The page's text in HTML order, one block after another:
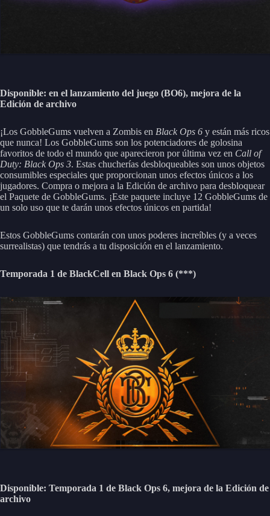
Disponible: en el lanzamiento del juego (BO6), mejora de la
Edición de archivo
¡Los GobbleGums vuelven a Zombis en Black Ops 6 y están más ricos
que nunca! Los GobbleGums son los potenciadores de golosina
favoritos de todo el mundo que aparecieron por última vez en Call of
Duty: Black Ops 3. Estas chucherías desbloqueables son unos objetos
consumibles especiales que proporcionan unos efectos únicos a los
jugadores. Compra o mejora a la Edición de archivo para desbloquear
el Paquete de GobbleGums. ¡Este paquete incluye 12 GobbleGums de
un solo uso que te darán unos efectos únicos en partida!
Estos GobbleGums contarán con unos poderes increíbles (y a veces
surrealistas) que tendrás a tu disposición en el lanzamiento.
Temporada 1 de BlackCell en Black Ops 6 (***)
Disponible: Temporada 1 de Black Ops 6, mejora de la Edición de
archivo